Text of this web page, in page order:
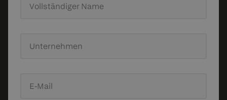
Vollständiger Name
Unternehmen
E-Mail